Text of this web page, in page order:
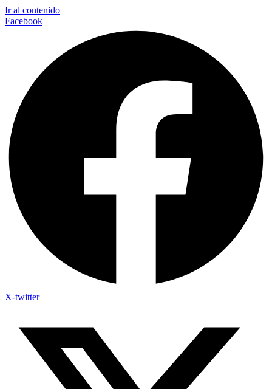
Ir al contenido
Facebook
X-twitter